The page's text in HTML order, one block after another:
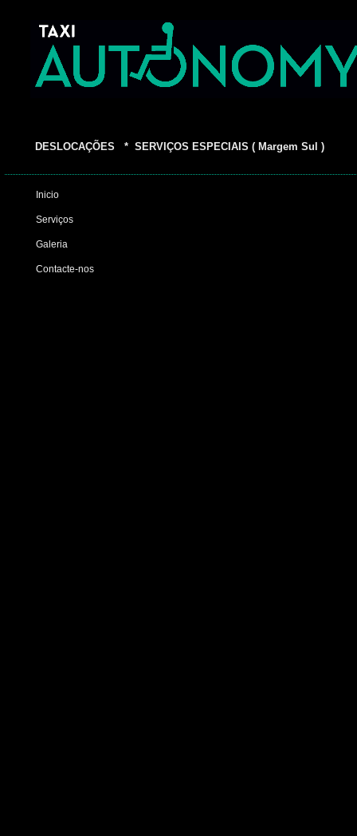
DESLOCAÇÕES * SERVIÇOS ESPECIAIS ( Margem Sul )
Inicio
Serviços
Contacte-nos
Galeria